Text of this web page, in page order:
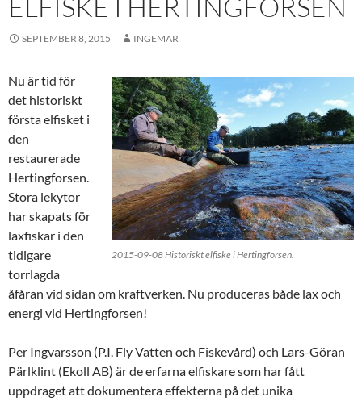
ELFISKE I HERTINGFORSEN
SEPTEMBER 8, 2015 INGEMAR
2015-09-08 Historiskt elfiske i Hertingforsen.
Nu är tid för
det historiskt
första elfisket i
den
restaurerade
Hertingforsen.
Stora lekytor
har skapats för
laxfiskar i den
tidigare
torrlagda
åfåran vid sidan om kraftverken. Nu produceras både lax och
energi vid Hertingforsen!
Per Ingvarsson (P.I. Fly Vatten och Fiskevård) och Lars-Göran
Pärlklint (Ekoll AB) är de erfarna elfiskare som har fått
uppdraget att dokumentera effekterna på det unika